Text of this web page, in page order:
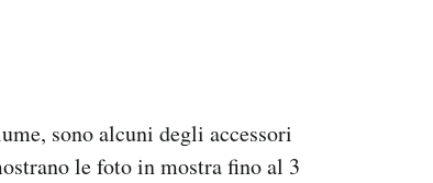
sono alcuni degli accessori
le foto in mostra fino al 3